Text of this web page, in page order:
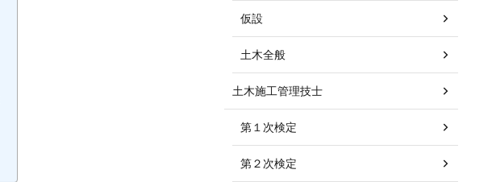
仮設
土木全般
土木施工管理技士
第１次検定
第２次検定